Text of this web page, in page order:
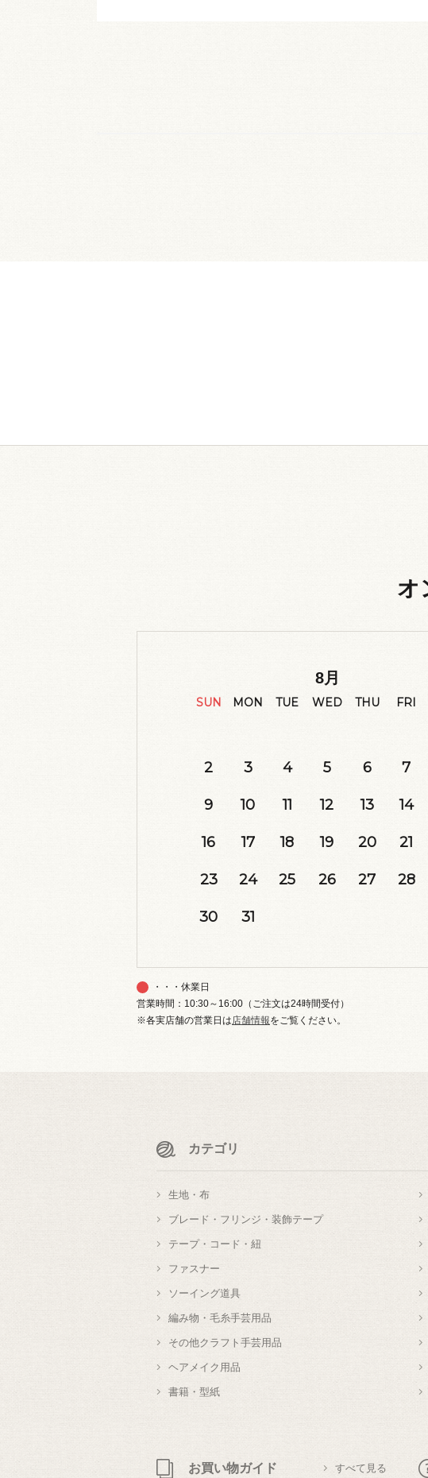
オ
8月
SUN MON TUE WED THU FRI
2 3 4 5 6 7
9 10 11 12 13 14
16 17 18 19 20 21
23 24 25 26 27 28
30 31
・・・休業日
営業時間：10:30～16:00（ご注文は24時間受付）
※各実店舗の営業日は店舗情報をご覧ください。
カテゴリ
生地・布
ブレード・フリンジ・装飾テープ
テープ・コード・紐
ファスナー
ソーイング道具
編み物・毛糸手芸用品
その他クラフト手芸用品
ヘアメイク用品
書籍・型紙
お買い物ガイド すべて見る